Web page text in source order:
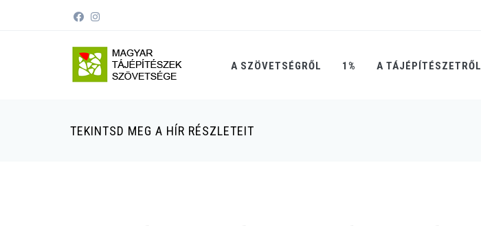
A SZÖVETSÉGRŐL 1% A TÁJÉPÍTÉSZETRŐL
TEKINTSD MEG A HÍR RÉSZLETEIT